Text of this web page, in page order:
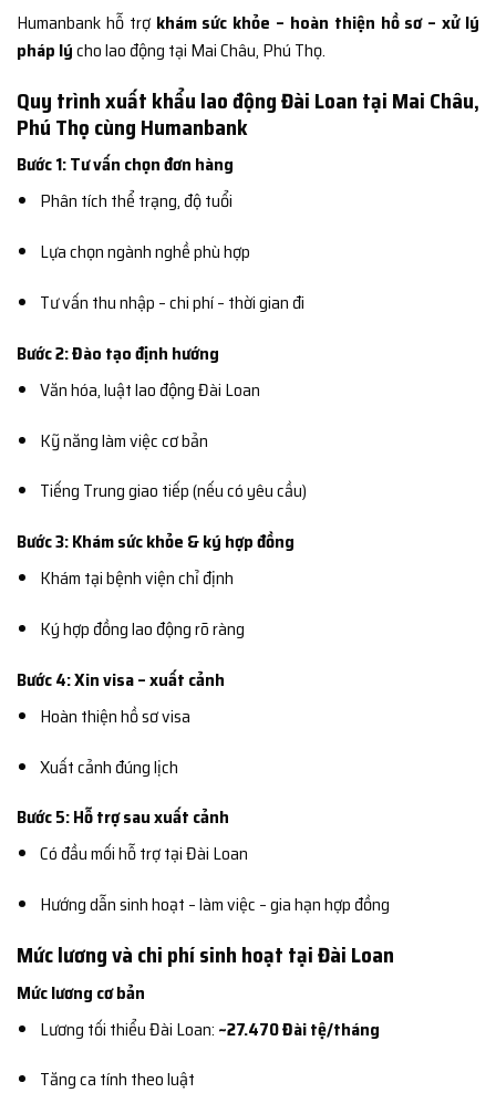
Humanbank hỗ trợ khám sức khỏe – hoàn thiện hồ sơ – xử lý
pháp lýcho lao động tại Mai Châu, Phú Thọ.
Quy trình xuất khẩu lao động Đài Loan tại Mai Châu,
Phú Thọ cùng Humanbank
Bước 1: Tư vấn chọn đơn hàng
Phân tích thể trạng, độ tuổi
Lựa chọn ngành nghề phù hợp
Tư vấn thu nhập – chi phí – thời gian đi
Bước 2: Đào tạo định hướng
Văn hóa, luật lao động Đài Loan
Kỹ năng làm việc cơ bản
Tiếng Trung giao tiếp (nếu có yêu cầu)
Bước 3: Khám sức khỏe & ký hợp đồng
Khám tại bệnh viện chỉ định
Ký hợp đồng lao động rõ ràng
Bước 4: Xin visa – xuất cảnh
Hoàn thiện hồ sơ visa
Xuất cảnh đúng lịch
Bước 5: Hỗ trợ sau xuất cảnh
Có đầu mối hỗ trợ tại Đài Loan
Hướng dẫn sinh hoạt – làm việc – gia hạn hợp đồng
Mức lương và chi phí sinh hoạt tại Đài Loan
Mức lương cơ bản
Lương tối thiểu Đài Loan: ~27.470 Đài tệ/tháng
Tăng ca tính theo luật